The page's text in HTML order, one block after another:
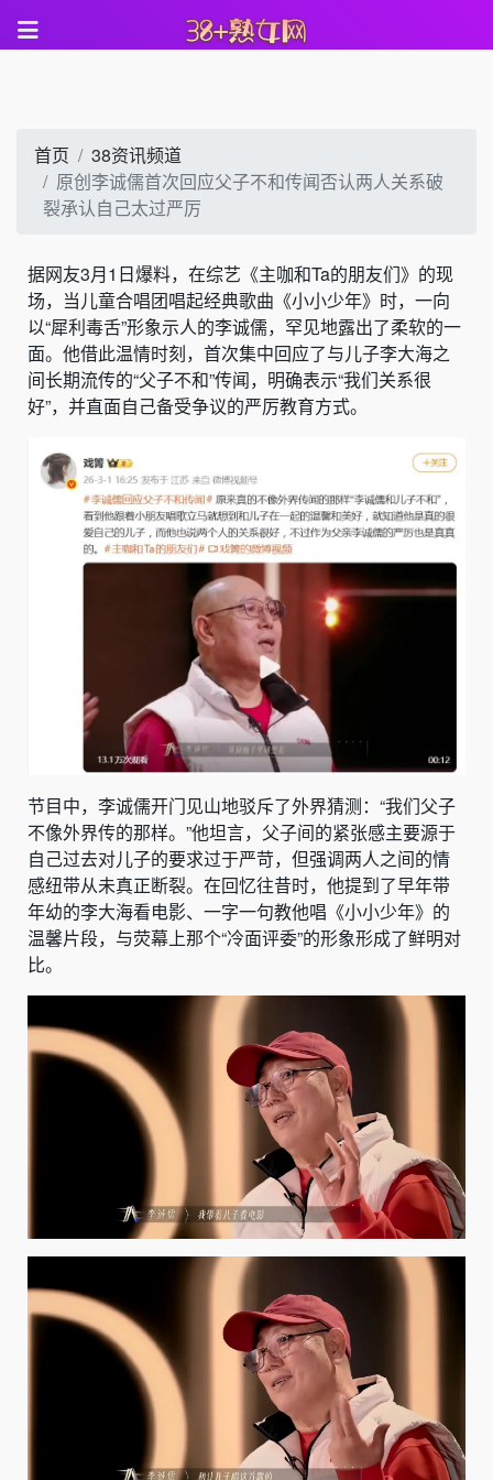
首页
38资讯频道
原创李诚儒首次回应父子不和传闻否认两人关系破
裂承认自己太过严厉
据网友3月1日爆料，在综艺《主咖和Ta的朋友们》的现
场，当儿童合唱团唱起经典歌曲《小小少年》时，一向
以“犀利毒舌”形象示人的李诚儒，罕见地露出了柔软的一
面。他借此温情时刻，首次集中回应了与儿子李大海之
间长期流传的“父子不和”传闻，明确表示“我们关系很
好”，并直面自己备受争议的严厉教育方式。
节目中，李诚儒开门见山地驳斥了外界猜测：“我们父子
不像外界传的那样。”他坦言，父子间的紧张感主要源于
自己过去对儿子的要求过于严苛，但强调两人之间的情
感纽带从未真正断裂。在回忆往昔时，他提到了早年带
年幼的李大海看电影、一字一句教他唱《小小少年》的
温馨片段，与荧幕上那个“冷面评委”的形象形成了鲜明对
比。